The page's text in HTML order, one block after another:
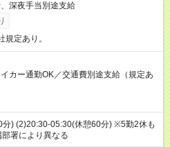
深夜手当別途支給
規定あり。
イカー通勤OK／交通費別途支給（規定あ
) (2)20:30-05:30(休憩60分) ※5勤2休も
署により異なる